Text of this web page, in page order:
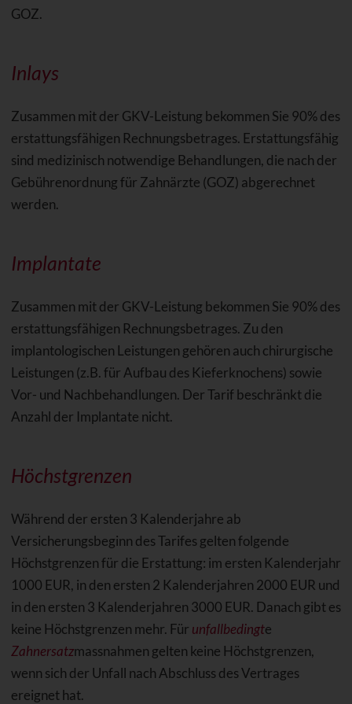
GOZ.
Inlays
Zusammen mit der GKV-Leistung bekommen Sie 90% des
erstattungsfähigen Rechnungsbetrages. Erstattungsfähig
sind medizinisch notwendige Behandlungen, die nach der
Gebührenordnung für Zahnärzte (GOZ) abgerechnet
werden.
Implantate
Zusammen mit der GKV-Leistung bekommen Sie 90% des
erstattungsfähigen Rechnungsbetrages. Zu den
implantologischen Leistungen gehören auch chirurgische
Leistungen (z.B. für Aufbau des Kieferknochens) sowie
Vor- und Nachbehandlungen. Der Tarif beschränkt die
Anzahl der Implantate nicht.
Höchstgrenzen
Während der ersten 3 Kalenderjahre ab
Versicherungsbeginn des Tarifes gelten folgende
Höchstgrenzen für die Erstattung: im ersten Kalenderjahr
1000 EUR, in den ersten 2 Kalenderjahren 2000 EUR und
in den ersten 3 Kalenderjahren 3000 EUR. Danach gibt es
keine Höchstgrenzen mehr. Für unfallbedingte
Zahnersatzmassnahmen gelten keine Höchstgrenzen,
wenn sich der Unfall nach Abschluss des Vertrages
ereignet hat.